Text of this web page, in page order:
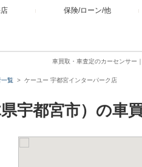
保険/ローン/他
車買取・車査定のカーセンサー
一覧 ケーユー 宇都宮インターパーク店
宇都宮市）の車